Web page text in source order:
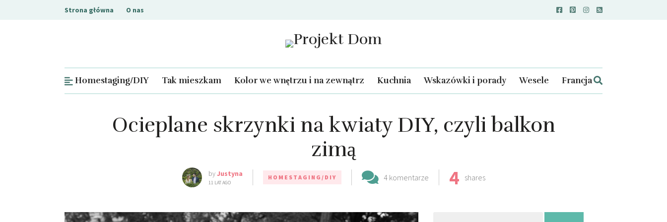
Strona główna O nas
Projekt Dom
Homestaging/DIY Tak mieszkam Kolor we wnętrzu i na zewnątrz Kuchnia Wskazówki i porady Wesele Francja
Ocieplane skrzynki na kwiaty DIY, czyli balkon
zimą
byJustyna
11 LAT AGO
HOMESTAGING/DIY 4 komentarze 4 shares